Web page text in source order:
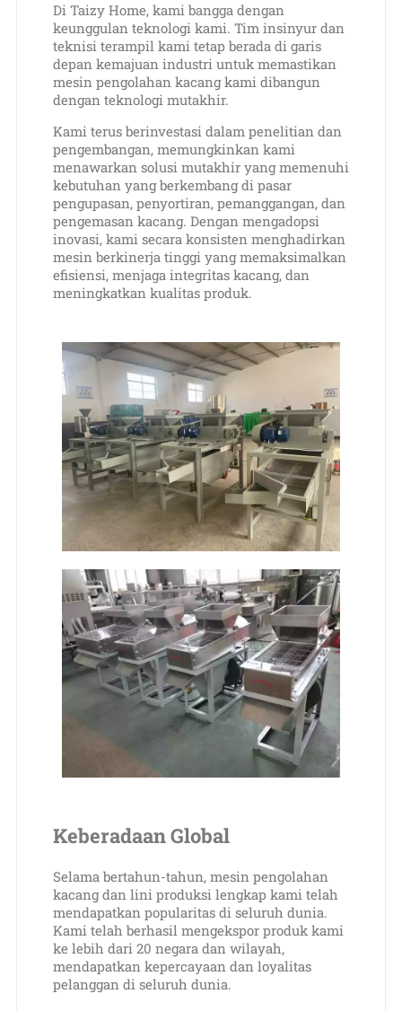
Di Taizy Home, kami bangga dengan
keunggulan teknologi kami. Tim insinyur dan
teknisi terampil kami tetap berada di garis
depan kemajuan industri untuk memastikan
mesin pengolahan kacang kami dibangun
dengan teknologi mutakhir.
Kami terus berinvestasi dalam penelitian dan
pengembangan, memungkinkan kami
menawarkan solusi mutakhir yang memenuhi
kebutuhan yang berkembang di pasar
pengupasan, penyortiran, pemanggangan, dan
pengemasan kacang. Dengan mengadopsi
inovasi, kami secara konsisten menghadirkan
mesin berkinerja tinggi yang memaksimalkan
efisiensi, menjaga integritas kacang, dan
meningkatkan kualitas produk.
Keberadaan Global
Selama bertahun-tahun, mesin pengolahan
kacang dan lini produksi lengkap kami telah
mendapatkan popularitas di seluruh dunia.
Kami telah berhasil mengekspor produk kami
ke lebih dari 20 negara dan wilayah,
mendapatkan kepercayaan dan loyalitas
pelanggan di seluruh dunia.